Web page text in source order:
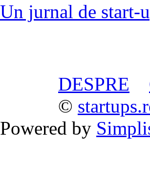
Un jurnal de start-
DESPRE
©
Powered by